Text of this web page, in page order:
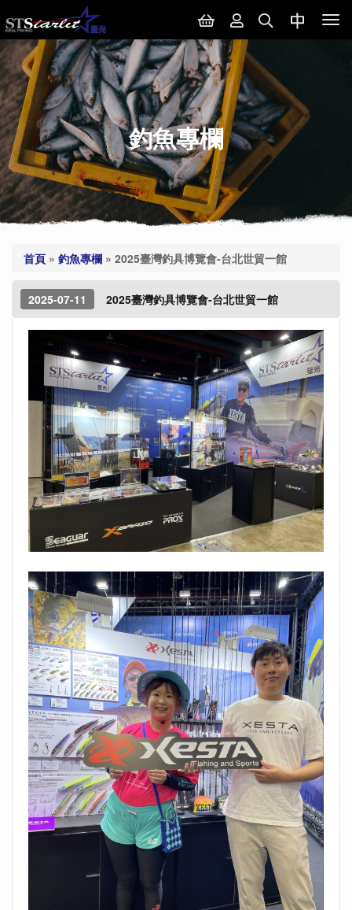
釣魚專欄
首頁 » 釣魚專欄 » 2025臺灣釣具博覽會-台北世貿一館
2025-07-11 2025臺灣釣具博覽會-台北世貿一館